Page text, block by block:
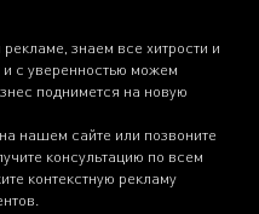
знаем все хитрости и
и с уверенностью можем
поднимется на новую
нашем сайте или позвоните
консультацию по всем
контекстную рекламу